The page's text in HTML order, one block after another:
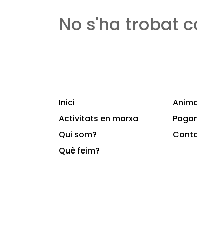
No s'ha trobat
Inici
Activitats en marxa
Qui som?
Què feim?